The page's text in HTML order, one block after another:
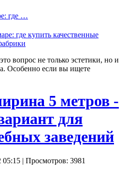
где …
вопрос не только эстетики, но и
Особенно если вы ищете
5 метров -
для
заведений
05:15 | Просмотров: 3981